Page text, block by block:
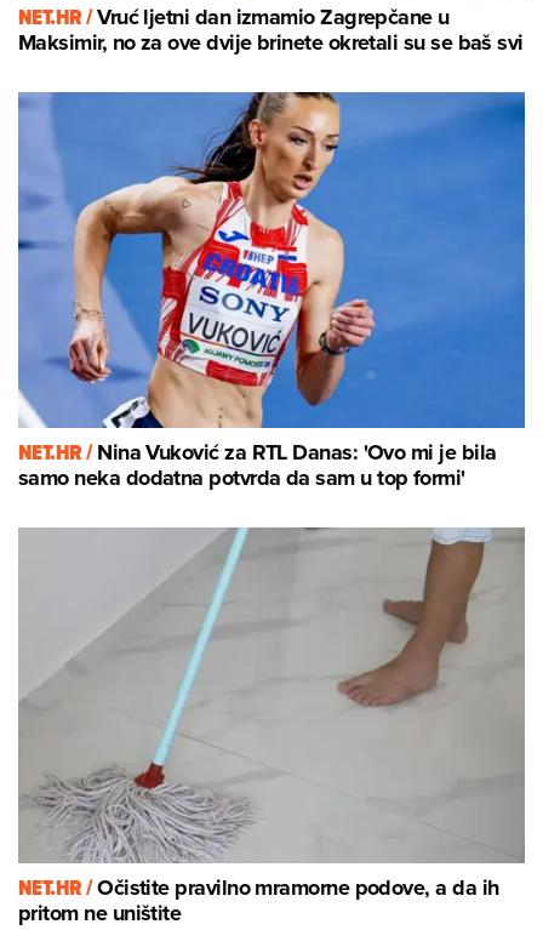
NET.HR /Vruć ljetni dan izmamio Zagrepčane u
Maksimir, no za ove dvije brinete okretali su se baš svi
NET.HR /Nina Vuković za RTL Danas: 'Ovo mi je bila
samo neka dodatna potvrda da sam u top formi'
NET.HR /Očistite pravilno mramorne podove, a da ih
pritom ne uništite